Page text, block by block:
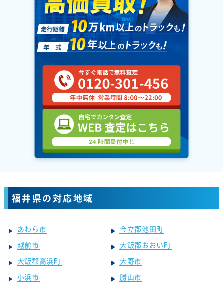
福井県の対応地域
あわら市
今立郡池田町
越前市
大飯郡おおい町
大飯郡高浜町
大野市
小浜市
勝山市